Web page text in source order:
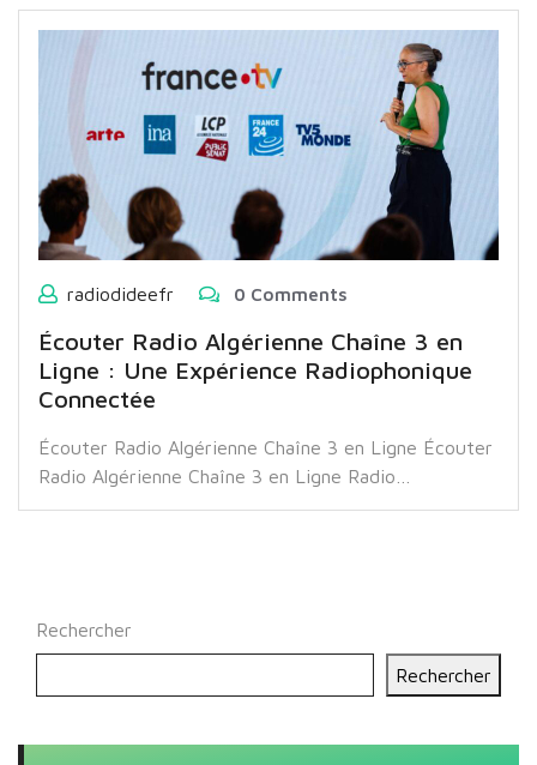
radiodideefr 0 Comments
Écouter Radio Algérienne Chaîne 3 en
Ligne : Une Expérience Radiophonique
Connectée
Écouter Radio Algérienne Chaîne 3 en Ligne Écouter
Radio Algérienne Chaîne 3 en Ligne Radio…
Rechercher
Rechercher